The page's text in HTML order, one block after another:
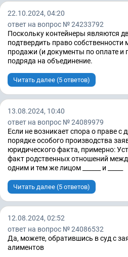
22.10.2024, 04:20
ответ на вопрос № 24233792
Поскольку контейнеры являются
подтвердить право собственности
продажи (и документы по оплате и
подряда на объединение.
Читать далее (5 ответов)
13.08.2024, 10:40
ответ на вопрос № 24089979
Если не возникает спора о праве с
порядке особого производства
юридического факта, примерно:
факт родственных отношений между
одним и тем же лицом ______ и _____
Читать далее (5 ответов)
12.08.2024, 02:52
ответ на вопрос № 24086532
Да, можете, обратившись в суд с
алиментов